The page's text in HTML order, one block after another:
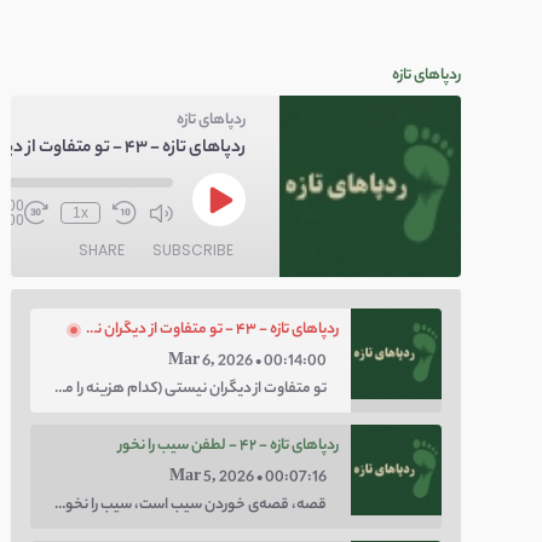
ردپاهای تازه
ردپاهای تازه
1x
SUBSCRIBE
SHARE
ردپاهای تازه - ۴۳ - تو متفاوت از دیگران نیستی
Mar 6, 2026 • 00:14:00
تو متفاوت از دیگران نیستی (کدام هزینه را می‌خواهی پرداخت کنی؛ هزینه‌ی چاق بودن یا لاغر بودن؟ با توهم متفاوت بودن کار را برای خودت سخت نکن.)
ردپاهای تازه - ۴۲ - لطفن سیب را نخور
Mar 5, 2026 • 00:07:16
قصه، قصه‌ی خوردن سیب است، سیب را نخور، اعتماد کن.